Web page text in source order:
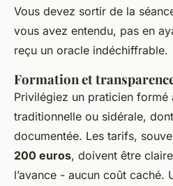
Vous devez sortir de la
vous avez entendu, pas en
reçu un oracle indéchiffrable.
Formation et
Privilégiez un praticien formé
traditionnelle ou sidérale,
documentée. Les tarifs,
200 euros, doivent être
l’avance - aucun coût caché.